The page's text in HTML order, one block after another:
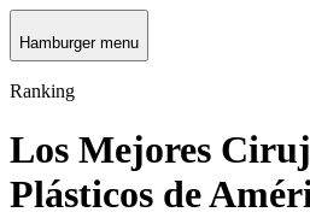
Hamburger menu
Ranking
Los Mejores
Plásticos de